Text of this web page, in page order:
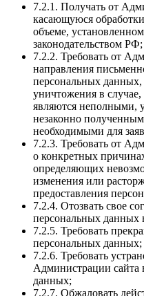
7.2.1. Получать от
касающуюся
объеме,
законодательством РФ;
7.2.2. Требовать от
направления
персональных
уничтожения в
являются неполными,
незаконно
необходимыми для
7.2.3. Требовать от
о конкретных
определяющих
изменения или
предоставления
7.2.4. Отозвать свое
персональных данных
7.2.5. Требовать
персональных данных;
7.2.6. Требовать
Администрации сайта
данных;
7.2.7. Обжаловать